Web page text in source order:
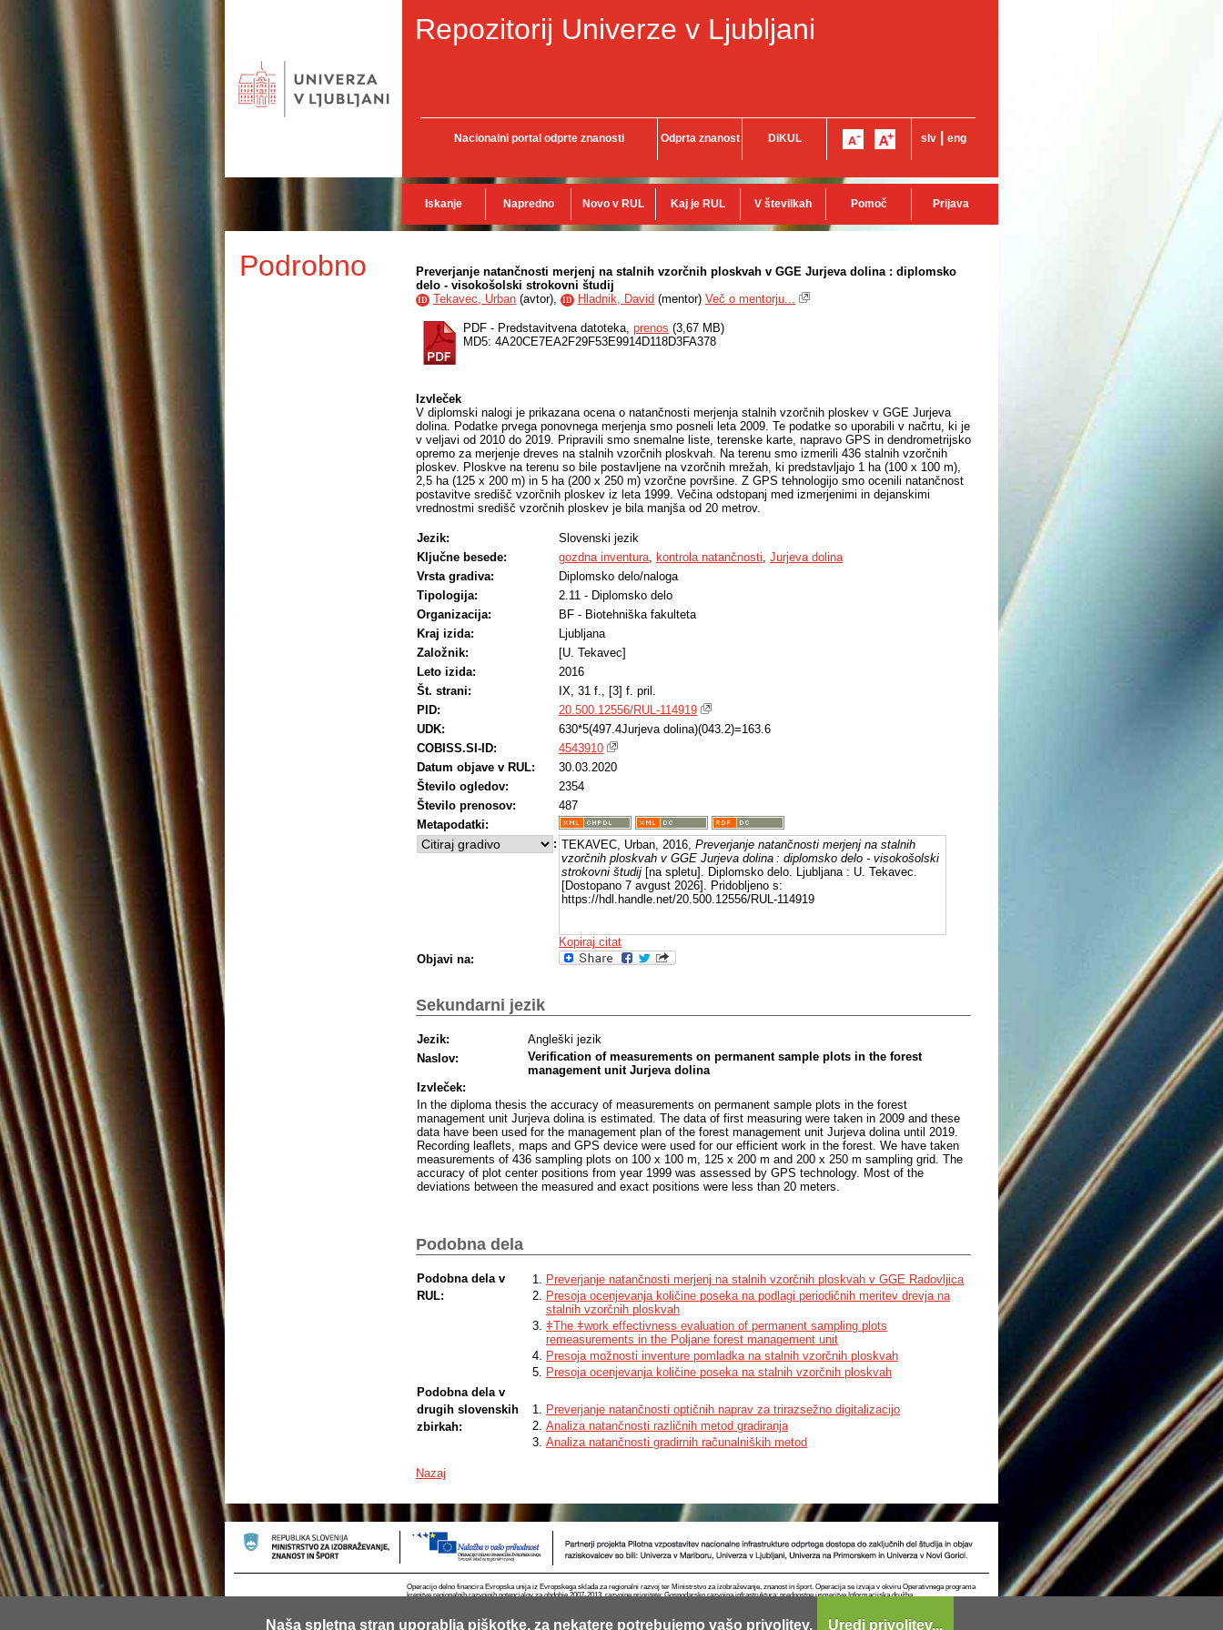
Naša spletna stran uporablja piškotke, za nekatere potrebujemo vašo privolitev. Uredi privolitev...
Repozitorij Univerze v Ljubljani
Nacionalni portal odprte znanosti Odprta znanost DiKUL slv eng
Iskanje Napredno Novo v RUL Kaj je RUL V številkah Pomoč Prijava
Podrobno
Preverjanje natančnosti merjenj na stalnih vzorčnih ploskvah v GGE Jurjeva dolina : diplomsko
delo - visokošolski strokovni študij
ID Tekavec, Urban (avtor), ID Hladnik, David (mentor) Več o mentorju...
PDF - Predstavitvena datoteka, prenos (3,67 MB)
MD5: 4A20CE7EA2F29F53E9914D118D3FA378
Izvleček
V diplomski nalogi je prikazana ocena o natančnosti merjenja stalnih vzorčnih ploskev v GGE Jurjeva
dolina. Podatke prvega ponovnega merjenja smo posneli leta 2009. Te podatke so uporabili v načrtu, ki je
v veljavi od 2010 do 2019. Pripravili smo snemalne liste, terenske karte, napravo GPS in dendrometrijsko
opremo za merjenje dreves na stalnih vzorčnih ploskvah. Na terenu smo izmerili 436 stalnih vzorčnih
ploskev. Ploskve na terenu so bile postavljene na vzorčnih mrežah, ki predstavljajo 1 ha (100 x 100 m),
2,5 ha (125 x 200 m) in 5 ha (200 x 250 m) vzorčne površine. Z GPS tehnologijo smo ocenili natančnost
postavitve središč vzorčnih ploskev iz leta 1999. Večina odstopanj med izmerjenimi in dejanskimi
vrednostmi središč vzorčnih ploskev je bila manjša od 20 metrov.
Jezik:
Slovenski jezik
Ključne besede:
gozdna inventura, kontrola natančnosti, Jurjeva dolina
Vrsta gradiva:
Diplomsko delo/naloga
Tipologija:
2.11 - Diplomsko delo
Organizacija:
BF - Biotehniška fakulteta
Kraj izida:
Ljubljana
Založnik:
[U. Tekavec]
Leto izida:
2016
Št. strani:
IX, 31 f., [3] f. pril.
PID:
20.500.12556/RUL-114919
UDK:
630*5(497.4Jurjeva dolina)(043.2)=163.6
COBISS.SI-ID:
4543910
Datum objave v RUL:
30.03.2020
Število ogledov:
2354
Število prenosov:
487
Metapodatki:
: TEKAVEC, Urban, 2016, Preverjanje natančnosti merjenj na stalnih
vzorčnih ploskvah v GGE Jurjeva dolina : diplomsko delo - visokošolski
strokovni študij [na spletu]. Diplomsko delo. Ljubljana : U. Tekavec.
[Dostopano 7 avgust 2026]. Pridobljeno s:
https://hdl.handle.net/20.500.12556/RUL-114919
Kopiraj citat
Objavi na:
Sekundarni jezik
Jezik:
Angleški jezik
Naslov:
Verification of measurements on permanent sample plots in the forest
management unit Jurjeva dolina
Izvleček:
In the diploma thesis the accuracy of measurements on permanent sample plots in the forest
management unit Jurjeva dolina is estimated. The data of first measuring were taken in 2009 and these
data have been used for the management plan of the forest management unit Jurjeva dolina until 2019.
Recording leaflets, maps and GPS device were used for our efficient work in the forest. We have taken
measurements of 436 sampling plots on 100 x 100 m, 125 x 200 m and 200 x 250 m sampling grid. The
accuracy of plot center positions from year 1999 was assessed by GPS technology. Most of the
deviations between the measured and exact positions were less than 20 meters.
Podobna dela
Podobna dela v
RUL:
Preverjanje natančnosti merjenj na stalnih vzorčnih ploskvah v GGE Radovljica
Presoja ocenjevanja količine poseka na podlagi periodičnih meritev drevja na
stalnih vzorčnih ploskvah
ǂThe ǂwork effectivness evaluation of permanent sampling plots
remeasurements in the Poljane forest management unit
Presoja možnosti inventure pomladka na stalnih vzorčnih ploskvah
Presoja ocenjevanja količine poseka na stalnih vzorčnih ploskvah
Podobna dela v
drugih slovenskih
zbirkah:
Preverjanje natančnosti optičnih naprav za trirazsežno digitalizacijo
Analiza natančnosti različnih metod gradiranja
Analiza natančnosti gradirnih računalniških metod
Nazaj
Operacijo delno financira Evropska unija iz Evropskega sklada za regionalni razvoj ter Ministrstvo za izobraževanje, znanost in šport. Operacija se izvaja v okviru Operativnega programa
krepitve regionalnih razvojnih potencialov za obdobje 2007-2013, razvojne prioritete: Gospodarsko razvojna infrastruktura; prednostne usmeritve Informacijska družba.